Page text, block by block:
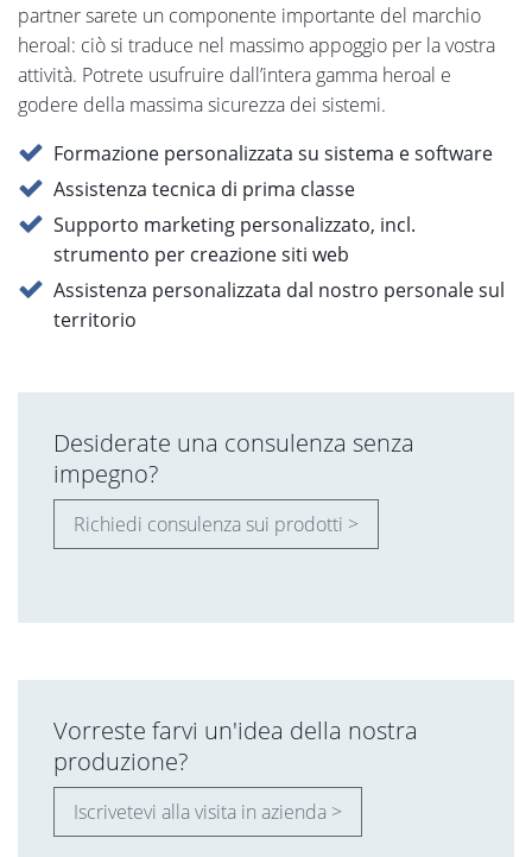
partner sarete un componente importante del marchio
heroal: ciò si traduce nel massimo appoggio per la vostra
attività. Potrete usufruire dall’intera gamma heroal e
godere della massima sicurezza dei sistemi.
Formazione personalizzata su sistema e software
Assistenza tecnica di prima classe
Supporto marketing personalizzato, incl.
strumento per creazione siti web
Assistenza personalizzata dal nostro personale sul
territorio
Desiderate una consulenza senza
impegno?
Richiedi consulenza sui prodotti >
Vorreste farvi un'idea della nostra
produzione?
Iscrivetevi alla visita in azienda >